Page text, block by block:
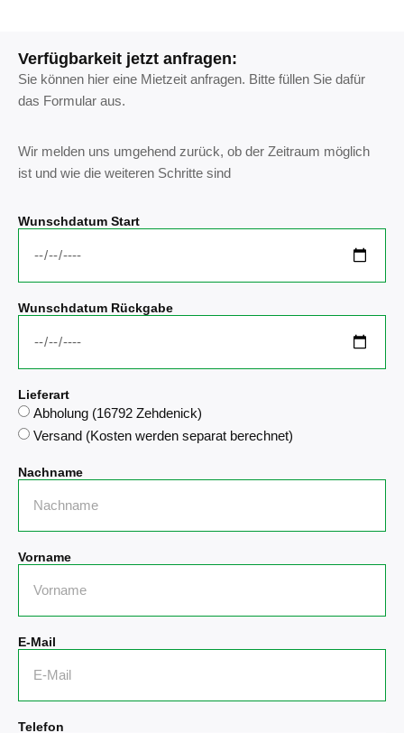
Verfügbarkeit jetzt anfragen:
Sie können hier eine Mietzeit anfragen. Bitte füllen Sie dafür
das Formular aus.
Wir melden uns umgehend zurück, ob der Zeitraum möglich
ist und wie die weiteren Schritte sind
Wunschdatum Start
Wunschdatum Rückgabe
Lieferart
Abholung (16792 Zehdenick)
Versand (Kosten werden separat berechnet)
Nachname
Vorname
E-Mail
Telefon